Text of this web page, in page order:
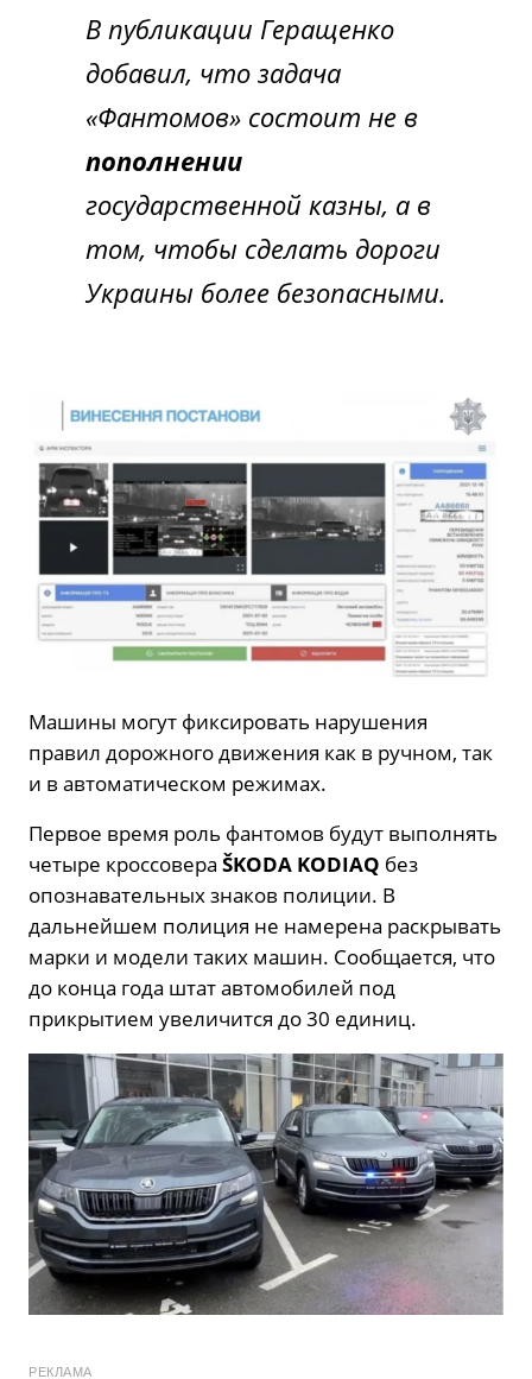
В публикации Геращенко
добавил, что задача
«Фантомов» состоит не в
пополнении
государственной казны, а в
том, чтобы сделать дороги
Украины более безопасными.
Машины могут фиксировать нарушения
правил дорожного движения как в ручном, так
и в автоматическом режимах.
Первое время роль фантомов будут выполнять
четыре кроссовера ŠKODA KODIAQ без
опознавательных знаков полиции. В
дальнейшем полиция не намерена раскрывать
марки и модели таких машин. Сообщается, что
до конца года штат автомобилей под
прикрытием увеличится до 30 единиц.
РЕКЛАМА